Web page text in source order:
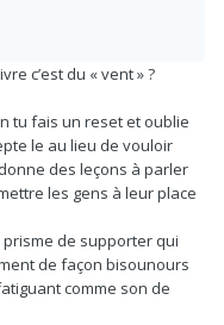
dans la critique
à recevoir de ta part.
c’est du « vent » ?
tu fais un reset et oublie
le au lieu de vouloir
des leçons à parler
les gens à leur place
de supporter qui
de façon bisounours
comme son de